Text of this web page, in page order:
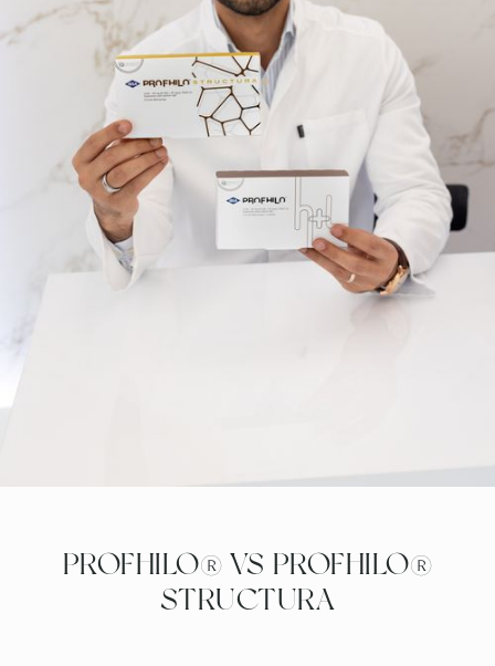
PROFHILO® VS PROFHILO®
STRUCTURA